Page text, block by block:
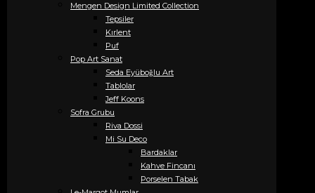
Mengen Design Limited Collection
Tepsiler
Kırlent
Puf
Pop Art Sanat
Seda Eyüboğlu Art
Tablolar
Jeff Koons
Sofra Grubu
Riva Dossi
Mi Su Deco
Bardaklar
Kahve Fincanı
Porselen Tabak